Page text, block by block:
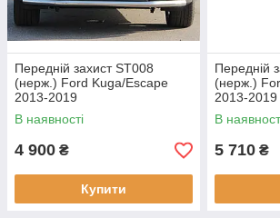
Передній захист ST008
(нерж.) Ford Kuga/Escape
2013-2019
В наявності
4 900 ₴
Купити
Передній
(нерж.)
2013-
ST
В
5 710 ₴